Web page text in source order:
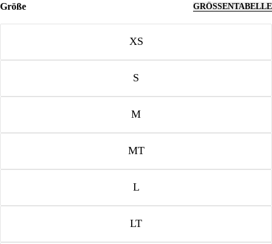
Größe GRÖSSENTABELLE
XS
S
M
MT
L
LT